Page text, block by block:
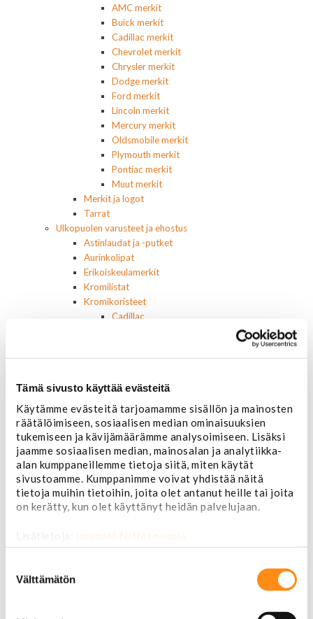
Tämä sivusto käyttää evästeitä
Käytämme evästeitä tarjoamamme sisällön ja mainosten
räätälöimiseen, sosiaalisen median ominaisuuksien
tukemiseen ja kävijämäärämme analysoimiseen. Lisäksi
jaamme sosiaalisen median, mainosalan ja analytiikka-
alan kumppaneillemme tietoja siitä, miten käytät
sivustoamme. Kumppanimme voivat yhdistää näitä
tietoja muihin tietoihin, joita olet antanut heille tai joita
on kerätty, kun olet käyttänyt heidän palvelujaan.
Lisätietoja: jarimaki.fi/tietosuoja
valinta
Välttämätön
AMC merkit
Buick merkit
Cadillac merkit
Chevrolet merkit
Chrysler merkit
Dodge merkit
Ford merkit
Lincoln merkit
Mercury merkit
Oldsmobile merkit
Plymouth merkit
Pontiac merkit
Muut merkit
Merkit ja logot
Tarrat
Ulkopuolen varusteet ja ehostus
Astinlaudat ja -putket
Aurinkolipat
Erikoiskeulamerkit
Kromilistat
Kromikoristeet
Cadillac
Dodge
Hummer
Jeep
Yleismalliset
Lokasuojanlevikkeet ja helman osat
Maskit
Chrysler
Ford
Chevrolet
Ovipeilit
Chevrolet
Dodge